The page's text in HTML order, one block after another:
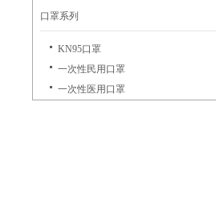
口罩系列
KN95口罩
一次性民用口罩
一次性医用口罩